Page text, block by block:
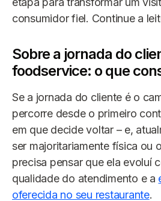
consumidor fiel. Continue a
Sobre a jornada do
foodservice: o que
Se a jornada do cliente é o
percorre desde o primeiro
em que decide voltar – e,
ser majoritariamente física ou
precisa pensar que ela evoluí
qualidade do atendimento e a
oferecida no seu restaurante.